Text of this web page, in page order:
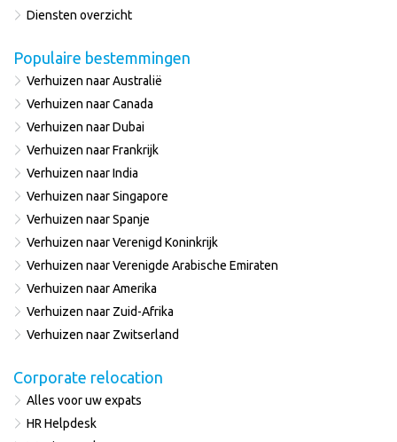
Diensten overzicht
Populaire bestemmingen
Verhuizen naar Australië
Verhuizen naar Canada
Verhuizen naar Dubai
Verhuizen naar Frankrijk
Verhuizen naar India
Verhuizen naar Singapore
Verhuizen naar Spanje
Verhuizen naar Verenigd Koninkrijk
Verhuizen naar Verenigde Arabische Emiraten
Verhuizen naar Amerika
Verhuizen naar Zuid-Afrika
Verhuizen naar Zwitserland
Corporate relocation
Alles voor uw expats
HR Helpdesk